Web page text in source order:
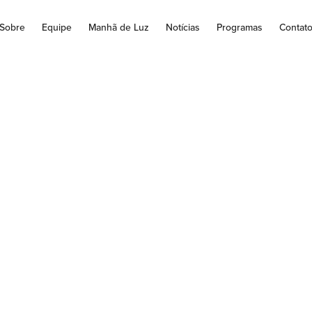
Sobre Equipe Manhã de Luz Notícias Programas Contato